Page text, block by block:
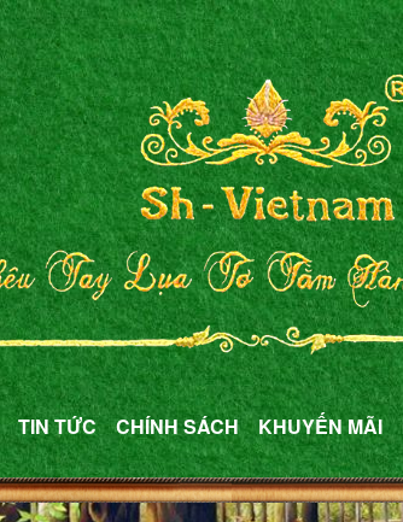
TIN TỨC CHÍNH SÁCH KHUYẾN MÃI